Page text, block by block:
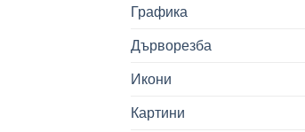
Графика
Дърворезба
Икони
Картини